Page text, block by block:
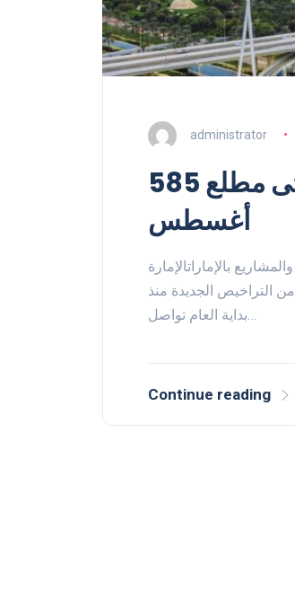
administrator
585 ألف ترخيص تجاري نشط بدبي حتى مطلع
أغسطس
بالإماراتالإمارة
الشركات بالدولة 68 % نصيب دبي من التراخيص الجديدة منذ
بداية العام تواصل…
Continue reading